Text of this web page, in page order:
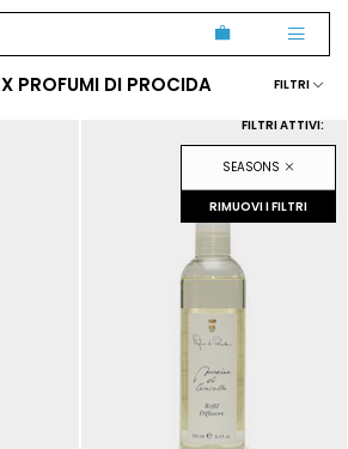
FILTRI
FILTRI ATTIVI:
SEASONS
RIMUOVI I FILTRI
PROFUMI DI PROCIDA